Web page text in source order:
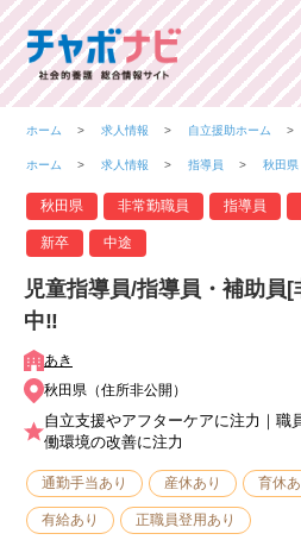
ホーム 求人情報 自立援助ホーム
ホーム 求人情報 指導員 秋田県
秋田県 非常勤職員 指導員
新卒 中途
児童指導員/指導員・補助員
中‼
あき
秋田県（住所非公開）
自立支援やアフターケアに注力｜職
働環境の改善に注力
通勤手当あり 産休あり 育休あ
有給あり 正職員登用あり